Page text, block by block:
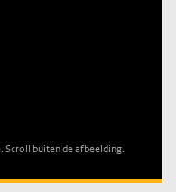
buiten de afbeelding.